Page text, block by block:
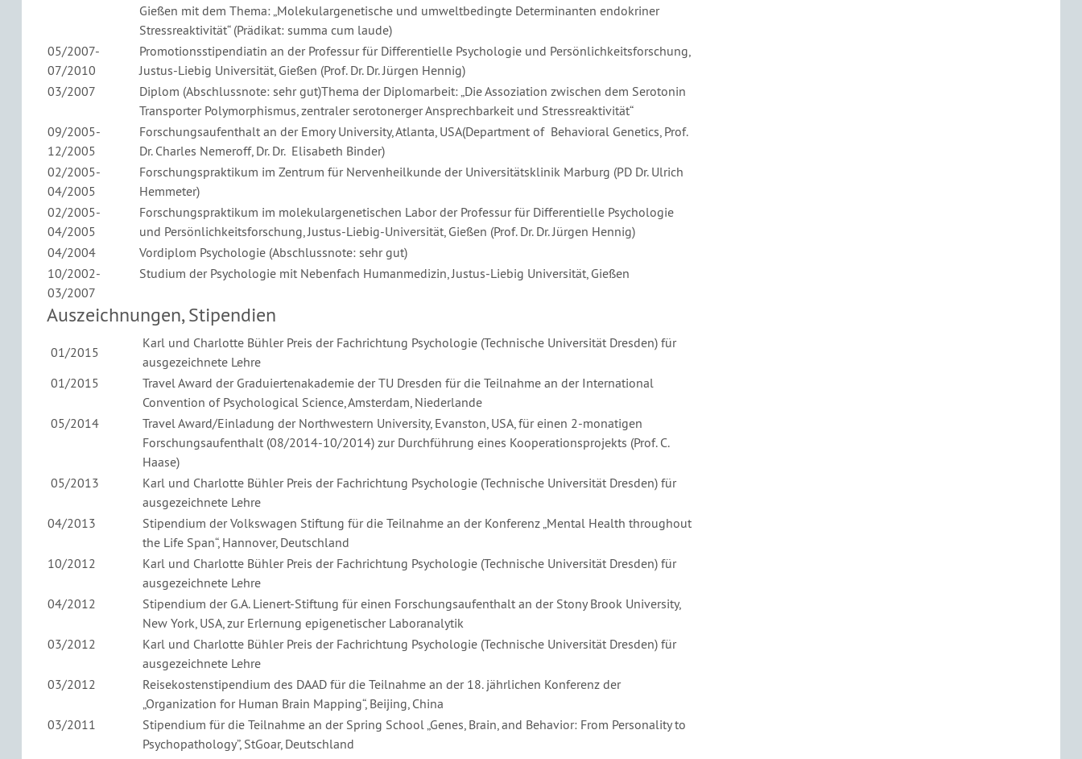
Gießen mit dem Thema: „Molekulargenetische und umweltbedingte Determinanten endokriner
Stressreaktivität“ (Prädikat: summa cum laude)
05/2007-
07/2010
Promotionsstipendiatin an der Professur für Differentielle Psychologie und Persönlichkeitsforschung,
Justus-Liebig Universität, Gießen (Prof. Dr. Dr. Jürgen Hennig)
03/2007
Diplom (Abschlussnote: sehr gut)Thema der Diplomarbeit: „Die Assoziation zwischen dem Serotonin
Transporter Polymorphismus, zentraler serotonerger Ansprechbarkeit und Stressreaktivität“
09/2005-
12/2005
Forschungsaufenthalt an der Emory University, Atlanta, USA(Department of Behavioral Genetics, Prof.
Dr. Charles Nemeroff, Dr. Dr. Elisabeth Binder)
02/2005-
04/2005
Forschungspraktikum im Zentrum für Nervenheilkunde der Universitätsklinik Marburg (PD Dr. Ulrich
Hemmeter)
02/2005-
04/2005
Forschungspraktikum im molekulargenetischen Labor der Professur für Differentielle Psychologie
und Persönlichkeitsforschung, Justus-Liebig-Universität, Gießen (Prof. Dr. Dr. Jürgen Hennig)
04/2004
Vordiplom Psychologie (Abschlussnote: sehr gut)
10/2002-
03/2007
Studium der Psychologie mit Nebenfach Humanmedizin, Justus-Liebig Universität, Gießen
Auszeichnungen, Stipendien
01/2015
Karl und Charlotte Bühler Preis der Fachrichtung Psychologie (Technische Universität Dresden) für
ausgezeichnete Lehre
01/2015
Travel Award der Graduiertenakademie der TU Dresden für die Teilnahme an der International
Convention of Psychological Science, Amsterdam, Niederlande
05/2014
Travel Award/Einladung der Northwestern University, Evanston, USA, für einen 2-monatigen
Forschungsaufenthalt (08/2014-10/2014) zur Durchführung eines Kooperationsprojekts (Prof. C.
Haase)
05/2013
Karl und Charlotte Bühler Preis der Fachrichtung Psychologie (Technische Universität Dresden) für
ausgezeichnete Lehre
04/2013
Stipendium der Volkswagen Stiftung für die Teilnahme an der Konferenz „Mental Health throughout
the Life Span“, Hannover, Deutschland
10/2012
Karl und Charlotte Bühler Preis der Fachrichtung Psychologie (Technische Universität Dresden) für
ausgezeichnete Lehre
04/2012
Stipendium der G.A. Lienert-Stiftung für einen Forschungsaufenthalt an der Stony Brook University,
New York, USA, zur Erlernung epigenetischer Laboranalytik
03/2012
Karl und Charlotte Bühler Preis der Fachrichtung Psychologie (Technische Universität Dresden) für
ausgezeichnete Lehre
03/2012
Reisekostenstipendium des DAAD für die Teilnahme an der 18. jährlichen Konferenz der
„Organization for Human Brain Mapping“, Beijing, China
03/2011
Stipendium für die Teilnahme an der Spring School „Genes, Brain, and Behavior: From Personality to
Psychopathology”, StGoar, Deutschland